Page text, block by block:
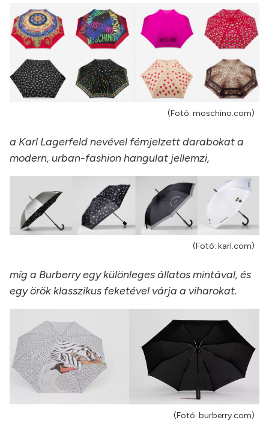
(Fotó: moschino.com)
a Karl Lagerfeld nevével fémjelzett darabokat a
modern, urban-fashion hangulat jellemzi,
(Fotó: karl.com)
míg a Burberry egy különleges állatos mintával, és
egy örök klasszikus feketével várja a viharokat.
(Fotó: burberry.com)